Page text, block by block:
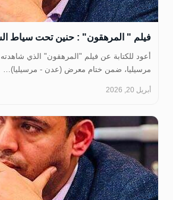
‏فيلم " المرهقون" : حنين تحت سياط
أعود للكتابة عن فيلم "المرهقون" الذي
مرسيليا، ضمن ختام معرض (عدن - مرسيليا)…
أبريل 20, 2026